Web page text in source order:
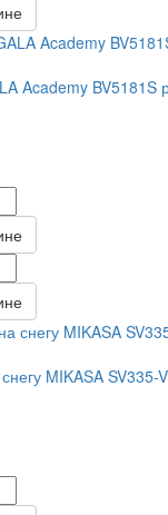
Academy BV5181S
MIKASA SV335-